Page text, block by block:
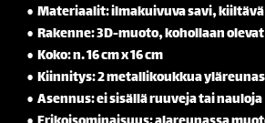
Materiaalit: ilmakuivuva savi,
Rakenne: 3D-muoto, kohollaan
Koko: n. 16 cm x 16 cm
Kiinnitys: 2 metallikoukkua
Asennus: ei sisällä ruuveja tai nauloja